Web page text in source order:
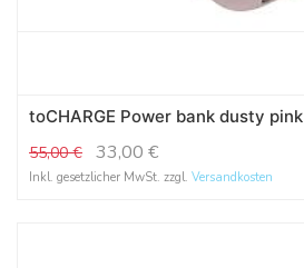
toCHARGE Power bank dusty pink
55,00€ 33,00 €
Inkl. gesetzlicher MwSt. zzgl. Versandkosten